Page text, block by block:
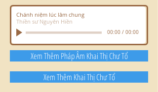
Chánh niệm lúc lâm chung
Thiền sư Nguyên Hiền
00:00 / 00:00
Xem Thêm Pháp Âm Khai Thị Chư Tổ
Xem Thêm Khai Thị Chư Tổ